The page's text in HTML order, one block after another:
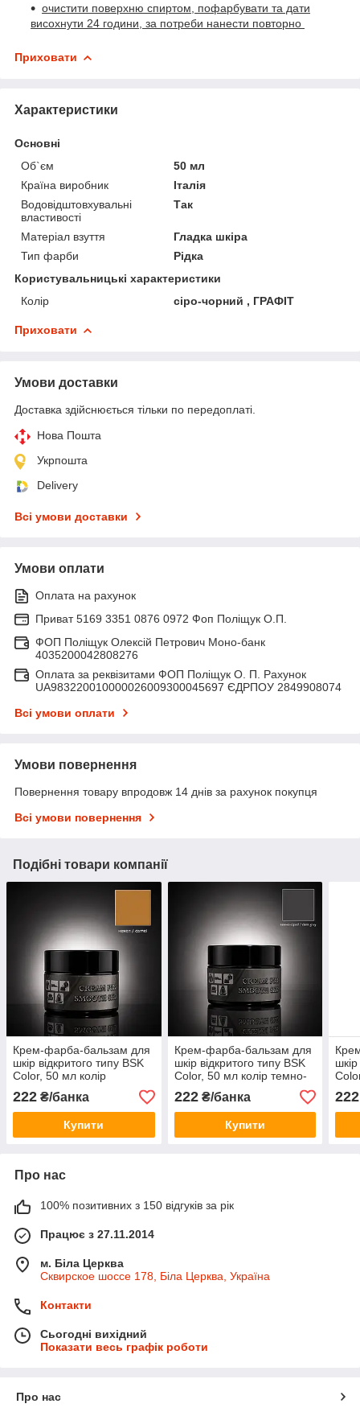
очистити поверхню спиртом, пофарбувати та дати
висохнути 24 години, за потреби нанести повторно
Приховати
Характеристики
Основні
Об`єм
50 мл
Країна виробник
Італія
Водовідштовхувальні
властивості
Так
Матеріал взуття
Гладка шкіра
Тип фарби
Рідка
Користувальницькі характеристики
Колір
сіро-чорний , ГРАФІТ
Приховати
Умови доставки
Доставка здійснюється тільки по передоплаті.
Нова Пошта
Укрпошта
Delivery
Всі умови доставки
Умови оплати
Оплата на рахунок
Приват 5169 3351 0876 0972 Фоп Поліщук О.П.
ФОП Поліщук Олексій Петрович Моно-банк
4035200042808276
Оплата за реквізитами ФОП Поліщук О. П. Рахунок
UA983220010000026009300045697 ЄДРПОУ 2849908074
Всі умови оплати
Умови повернення
Повернення товару впродовж 14 днів за рахунок покупця
Всі умови повернення
Подібні товари компанії
Крем-фарба-бальзам для
шкір відкритого типу BSK
Color, 50 мл колір
верблюд
222 ₴/банка
Купити
Крем-фарба-бальзам для
шкір відкритого типу BSK
Color, 50 мл колір темно-
сірий
222₴/банка
Купити
222
Про нас
100% позитивних з 150 відгуків за рік
Працює з 27.11.2014
м. Біла Церква
Сквирское шоссе 178, Біла Церква, Україна
Контакти
Сьогодні вихідний
Показати весь графік роботи
Про нас